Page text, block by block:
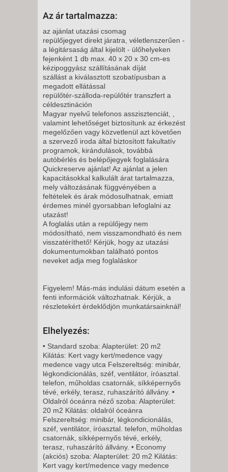
2026. OKTÓBER 16., PÉNTEK -
8 NAP / 7 ÉJSZAKA
2026. OKTÓBER 18.,
VASÁRNAP -
8 NAP / 7 ÉJSZAKA
2026. OKTÓBER 25.,
VASÁRNAP -
8 NAP / 7 ÉJSZAKA
2026. NOVEMBER 01.,
VASÁRNAP -
8 NAP / 7 ÉJSZAKA
2026. NOVEMBER 08.,
VASÁRNAP -
8 NAP / 7 ÉJSZAKA
2026. NOVEMBER 15.,
VASÁRNAP -
8 NAP / 7 ÉJSZAKA
2026. NOVEMBER 22.,
VASÁRNAP -
2026. NOVEMBER 29.,
VASÁRNAP -
8 NAP / 7 ÉJSZAKA
2026. DECEMBER 06.,
8 NAP / 7 ÉJSZAKA
2026. DECEMBER 13.,
VASÁRNAP -
8 NAP / 7 ÉJSZAKA
2026. DECEMBER 20.,
VASÁRNAP -
8 NAP / 7 ÉJSZAKA
2026. DECEMBER 27.,
VASÁRNAP -
Az ár tartalmazza:
az ajánlat utazási csomag
repülőjegyet direkt járatra, véletlenszerűen -
a légitársaság által kijelölt - ülőhelyeken
fejenként 1 db max. 40 x 20 x 30 cm-es
kézipoggyász szállításának díját
szállást a kiválasztott szobatípusban a
megadott ellátással
repülőtér-szálloda-repülőtér transzfert a
céldesztináción
Magyar nyelvű telefonos asszisztenciát, ,
valamint lehetőséget biztosítunk az érkezést
megelőzően vagy közvetlenül azt követően
a szervező iroda által biztosított fakultatív
programok, kirándulások, továbbá
autóbérlés és belépőjegyek foglalására
Quickreserve ajánlat! Az ajánlat a jelen
kapacitásokkal kalkulált árat tartalmazza,
mely változásának függvényében a
feltételek és árak módosulhatnak, emiatt
érdemes minél gyorsabban lefoglalni az
utazást!
A foglalás után a repülőjegy nem
módosítható, nem visszamondható és nem
visszatéríthető! Kérjük, hogy az utazási
dokumentumokban található pontos
neveket adja meg foglaláskor
Figyelem! Más-más indulási dátum esetén a
fenti információk változhatnak. Kérjük, a
részletekért érdeklődjön munkatársainknál!
Elhelyezés:
• Standard szoba: Alapterület: 20 m2
Kilátás: Kert vagy kert/medence vagy
medence vagy utca Felszereltség: minibár,
légkondicionálás, széf, ventilátor, íróasztal.
telefon, műholdas csatornák, síkképernyős
tévé, erkély, terasz, ruhaszárító állvány. •
Oldalról óceánra néző szoba: Alapterület:
20 m2 Kilátás: oldalról óceánra
Felszereltség: minibár, légkondicionálás,
széf, ventilátor, íróasztal. telefon, műholdas
csatornák, síkképernyős tévé, erkély,
terasz, ruhaszárító állvány. • Economy
(akciós) szoba: Alapterület: 20 m2 Kilátás:
Kert vagy kert/medence vagy medence